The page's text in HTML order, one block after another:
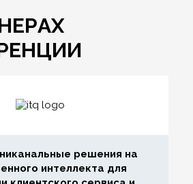
решения на
интеллекта для